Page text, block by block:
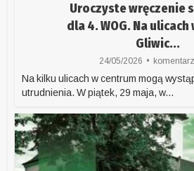
Uroczyste wręczenie
dla 4. WOG. Na
Gliwic...
24/05/2026
Na kilku ulicach w centrum mogą
utrudnienia. W piątek, 29 maja, w...